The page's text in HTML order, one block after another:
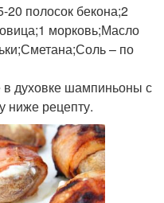
полосок бекона;2
морковь;Масло
– по
духовке шампиньоны с
ниже рецепту.